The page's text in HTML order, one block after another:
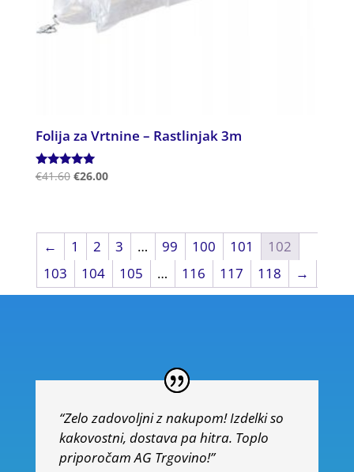
Folija za Vrtnine – Rastlinjak 3m
Ocenjeno
€41.60 €26.00
← 1 2 3 … 99 100 101
102
103
104 105 … 116 117 118 →
“Zelo zadovoljni z nakupom! Izdelki so
kakovostni, dostava pa hitra. Toplo
priporočam AG Trgovino!”